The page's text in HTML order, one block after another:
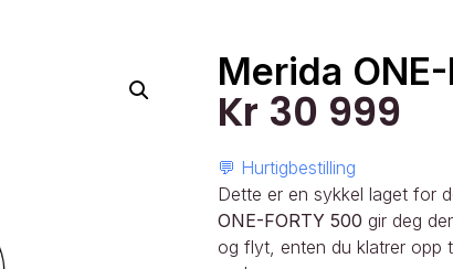
Merida
Kr 30 999
💬 Hurtigbestilling
Dette er en sykkel laget for
ONE-FORTY 500 gir deg
og flyt, enten du klatrer opp